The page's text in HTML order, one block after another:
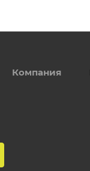
Компания